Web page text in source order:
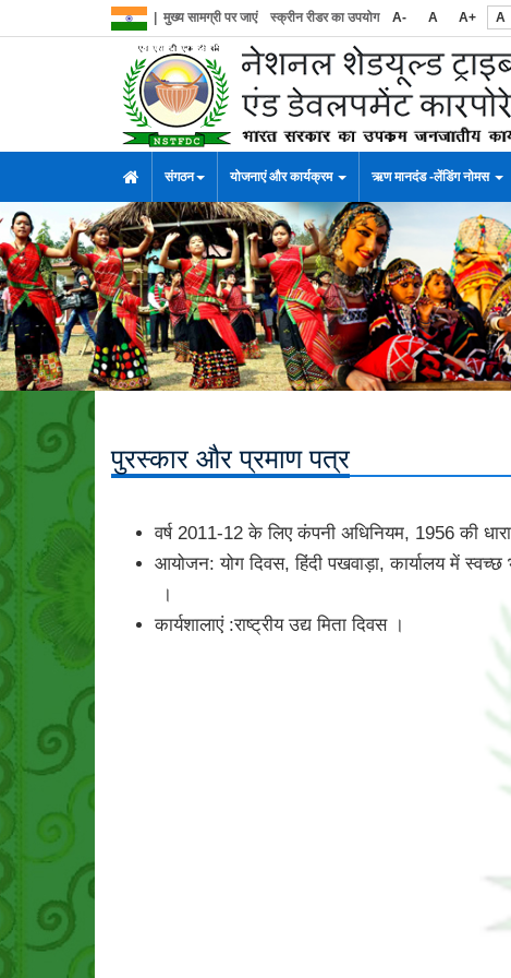
मुख्य सामग्री पर जाएं स्क्रीन रीडर का उपयोग A- A A+ A
संगठन योजनाएं और कार्यक्रम ऋण मानदंड -लेंडिंग नोमस
पुरस्कार और प्रमाण पत्र
वर्ष 2011-12 के लिए कंपनी अधिनियम, 1956 की
आयोजन: योग दिवस, हिंदी पखवाड़ा, कार्यालय में
।
कार्यशालाएं :राष्ट्रीय उद्य मिता दिवस ।